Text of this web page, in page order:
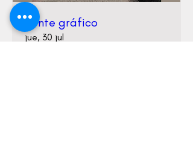
Ponte gráfico
jue, 30 jul